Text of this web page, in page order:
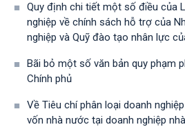
Quy định chi tiết một số điều của
nghiệp về chính sách hỗ trợ của
nghiệp và Quỹ đào tạo nhân lực
Bãi bỏ một số văn bản quy phạm
Chính phủ
Về Tiêu chí phân loại doanh
vốn nhà nước tại doanh nghiệp